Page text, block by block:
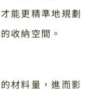
能更精準地規劃
收納空間。
材料量，進而影